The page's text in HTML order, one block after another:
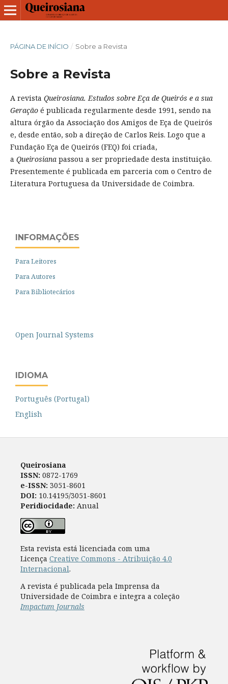
PÁGINA DE INÍCIO / Sobre a Revista
Sobre a Revista
A revista Queirosiana. Estudos sobre Eça de Queirós e a sua
Geração é publicada regularmente desde 1991, sendo na
altura órgão da Associação dos Amigos de Eça de Queirós
e, desde então, sob a direção de Carlos Reis. Logo que a
Fundação Eça de Queirós (FEQ) foi criada,
a Queirosianapassou a ser propriedade desta instituição.
Presentemente é publicada em parceria com o Centro de
Literatura Portuguesa da Universidade de Coimbra.
INFORMAÇÕES
Para Leitores
Para Autores
Para Bibliotecários
Open Journal Systems
IDIOMA
Português (Portugal)
English
Queirosiana
ISSN: 0872-1769
e-ISSN: 3051-8601
DOI: 10.14195/3051-8601
Peridiocidade: Anual
Esta revista está licenciada com uma
Licença Creative Commons - Atribuição 4.0
Internacional.
A revista é publicada pela Imprensa da
Universidade de Coimbra e integra a coleção
Impactum Journals